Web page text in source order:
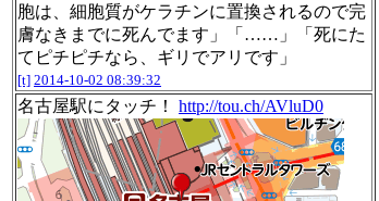
胞は、細胞質がケラチンに置換されるので完
膚なきまでに死んでます」「……」「死にた
てピチピチなら、ギリでアリです」
[t] 2014-10-02 08:39:32
名古屋駅にタッチ！ http://tou.ch/AVluD0